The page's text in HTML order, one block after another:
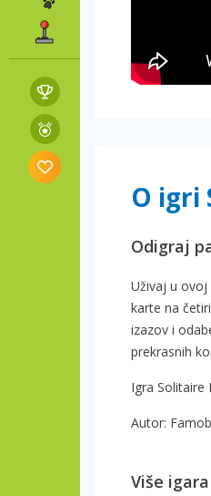
O igri
Odigraj
Uživaj u ovoj
karte na
izazov i
prekrasnih
Igra Solitaire
Autor:
Više